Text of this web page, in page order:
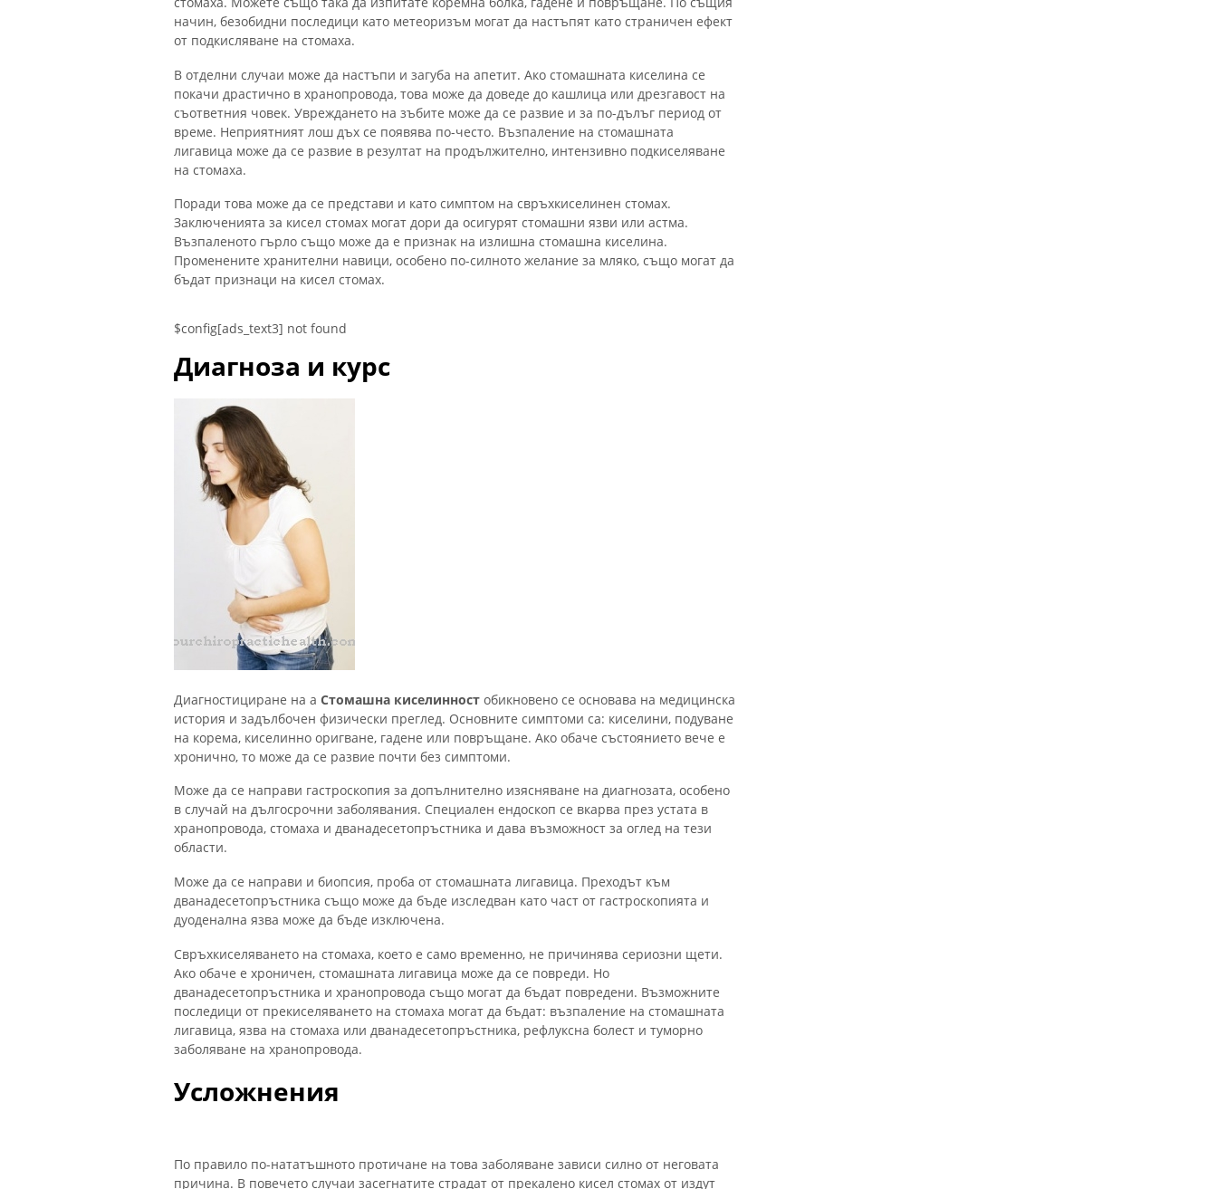
начин, безобидни последици като метеоризъм могат да настъпят като страничен ефект
от подкисляване на стомаха.
В отделни случаи може да настъпи и загуба на апетит. Ако стомашната киселина се
покачи драстично в хранопровода, това може да доведе до кашлица или дрезгавост на
съответния човек. Увреждането на зъбите може да се развие и за по-дълъг период от
време. Неприятният лош дъх се появява по-често. Възпаление на стомашната
лигавица може да се развие в резултат на продължително, интензивно подкиселяване
на стомаха.
Поради това може да се представи и като симптом на свръхкиселинен стомах.
Заключенията за кисел стомах могат дори да осигурят стомашни язви или астма.
Възпаленото гърло също може да е признак на излишна стомашна киселина.
Променените хранителни навици, особено по-силното желание за мляко, също могат да
бъдат признаци на кисел стомах.
$config[ads_text3] not found
Диагноза и курс
Диагностициране на a Стомашна киселинност обикновено се основава на медицинска
история и задълбочен физически преглед. Основните симптоми са: киселини, подуване
на корема, киселинно оригване, гадене или повръщане. Ако обаче състоянието вече е
хронично, то може да се развие почти без симптоми.
Може да се направи гастроскопия за допълнително изясняване на диагнозата, особено
в случай на дългосрочни заболявания. Специален ендоскоп се вкарва през устата в
хранопровода, стомаха и дванадесетопръстника и дава възможност за оглед на тези
области.
Може да се направи и биопсия, проба от стомашната лигавица. Преходът към
дванадесетопръстника също може да бъде изследван като част от гастроскопията и
дуоденална язва може да бъде изключена.
Свръхкиселяването на стомаха, което е само временно, не причинява сериозни щети.
Ако обаче е хроничен, стомашната лигавица може да се повреди. Но
дванадесетопръстника и хранопровода също могат да бъдат повредени. Възможните
последици от прекиселяването на стомаха могат да бъдат: възпаление на стомашната
лигавица, язва на стомаха или дванадесетопръстника, рефлуксна болест и туморно
заболяване на хранопровода.
Усложнения
По правило по-нататъшното протичане на това заболяване зависи силно от неговата
причина. В повечето случаи засегнатите страдат от прекалено кисел стомах от издут